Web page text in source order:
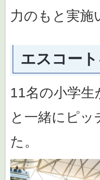
力のもと実施
エスコー
11名の小学生
と一緒にピ
た。